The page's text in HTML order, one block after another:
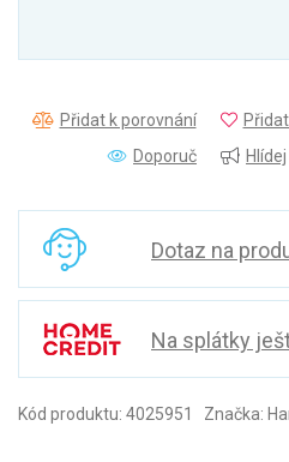
Přidat k porovnání
Doporuč
Hlídej
Dotaz na
Na splátky
Kód produktu: 4025951 Značka: